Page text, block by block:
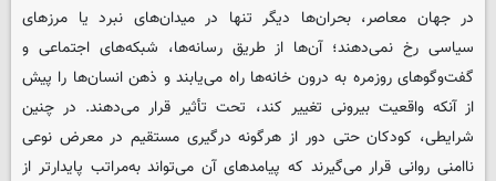
در جهان معاصر، بحران‌ها دیگر تنها در میدان‌های نبرد یا مرزهای
سیاسی رخ نمی‌دهند؛ آن‌ها از طریق رسانه‌ها، شبکه‌های اجتماعی و
گفت‌وگوهای روزمره به درون خانه‌ها راه می‌یابند و ذهن انسان‌ها را پیش
از آنکه واقعیت بیرونی تغییر کند، تحت تأثیر قرار می‌دهند. در چنین
شرایطی، کودکان حتی دور از هرگونه درگیری مستقیم در معرض نوعی
ناامنی روانی قرار می‌گیرند که پیامدهای آن می‌تواند به‌مراتب پایدارتر از